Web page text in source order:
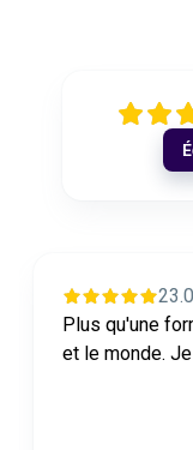
Plus qu'une
et le monde.